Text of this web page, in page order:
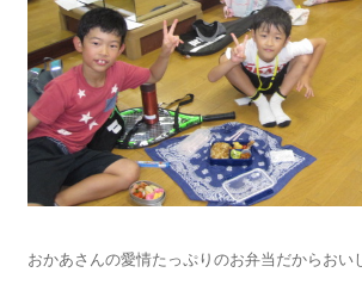
おかあさんの愛情たっぷりのお弁当だからおい